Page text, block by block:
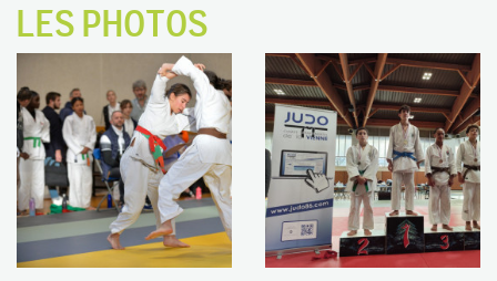
LES PHOTOS